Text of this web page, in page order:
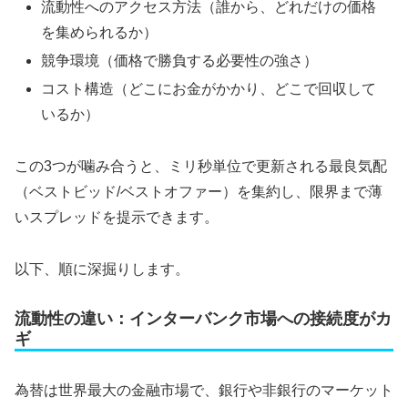
流動性へのアクセス方法（誰から、どれだけの価格
を集められるか）
競争環境（価格で勝負する必要性の強さ）
コスト構造（どこにお金がかかり、どこで回収して
いるか）
この3つが噛み合うと、ミリ秒単位で更新される最良気配
（ベストビッド/ベストオファー）を集約し、限界まで薄
いスプレッドを提示できます。
以下、順に深掘りします。
流動性の違い：インターバンク市場への接続度がカ
ギ
為替は世界最大の金融市場で、銀行や非銀行のマーケット